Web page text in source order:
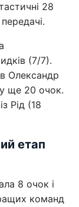
28
(7/7).
Олександр
ще 20 очок.
Рід (18
етап
8 очок і
команд